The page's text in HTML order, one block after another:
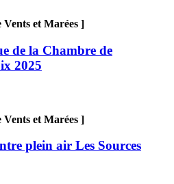
et Marées ]
de la Chambre de
2025
et Marées ]
plein air Les Sources